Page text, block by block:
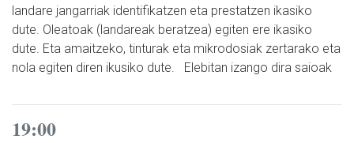
landare jangarriak identifikatzen eta prestatzen ikasiko
dute. Oleatoak (landareak beratzea) egiten ere ikasiko
dute. Eta amaitzeko, tinturak eta mikrodosiak zertarako eta
nola egiten diren ikusiko dute. Elebitan izango dira saioak
19:00